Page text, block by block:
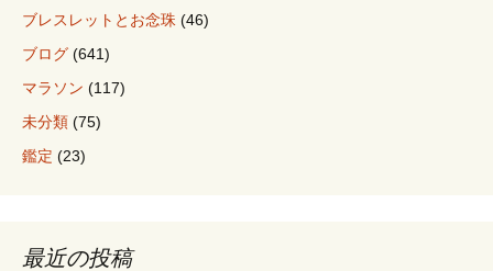
ブレスレットとお念珠 (46)
ブログ (641)
マラソン (117)
未分類 (75)
鑑定 (23)
最近の投稿